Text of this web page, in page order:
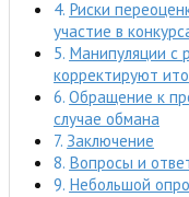
Риски
участие в
Манипуляции с
корректируют
Обращение к
случае обмана
Заключение
Вопросы и
Небольшой